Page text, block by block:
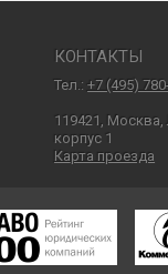
КОНТАКТЫ
Тел.:+7 (495)
119421, Москва,
корпус 1
Карта проезда